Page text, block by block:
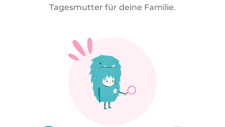
Tagesmutter für deine Familie.